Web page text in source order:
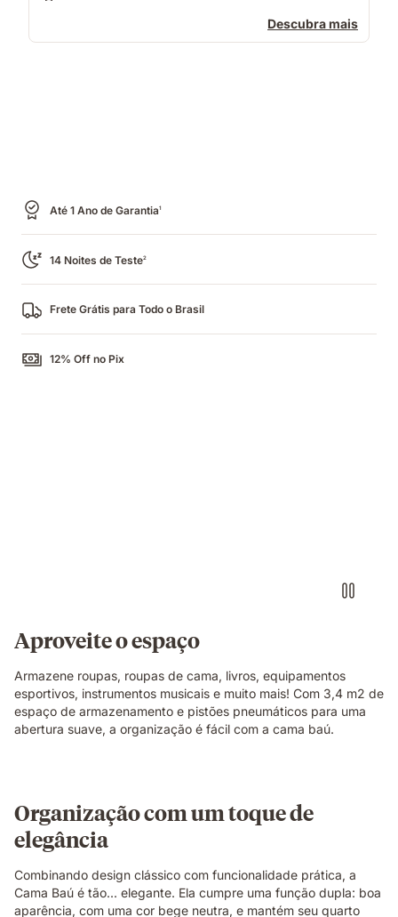
Descubra mais
Até 1 Ano de Garantia1
14 Noites de Teste2
Frete Grátis para Todo o Brasil
12% Off no Pix
caixas,
bagagens
e
duvets.
Aproveite o espaço
Armazene roupas, roupas de cama, livros, equipamentos
esportivos, instrumentos musicais e muito mais! Com 3,4 m2 de
espaço de armazenamento e pistões pneumáticos para uma
abertura suave, a organização é fácil com a cama baú.
Organização com um toque de
elegância
Combinando design clássico com funcionalidade prática, a
Cama Baú é tão... elegante. Ela cumpre uma função dupla: boa
aparência, com uma cor bege neutra, e mantém seu quarto